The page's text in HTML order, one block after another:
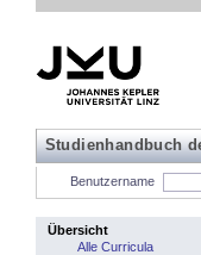
Studienhandbuch
Benutzername
Übersicht
Alle Curricula